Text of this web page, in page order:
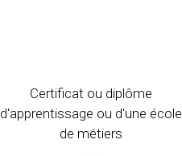
Certificat ou diplôme
d'apprentissage ou d'une école
de métiers